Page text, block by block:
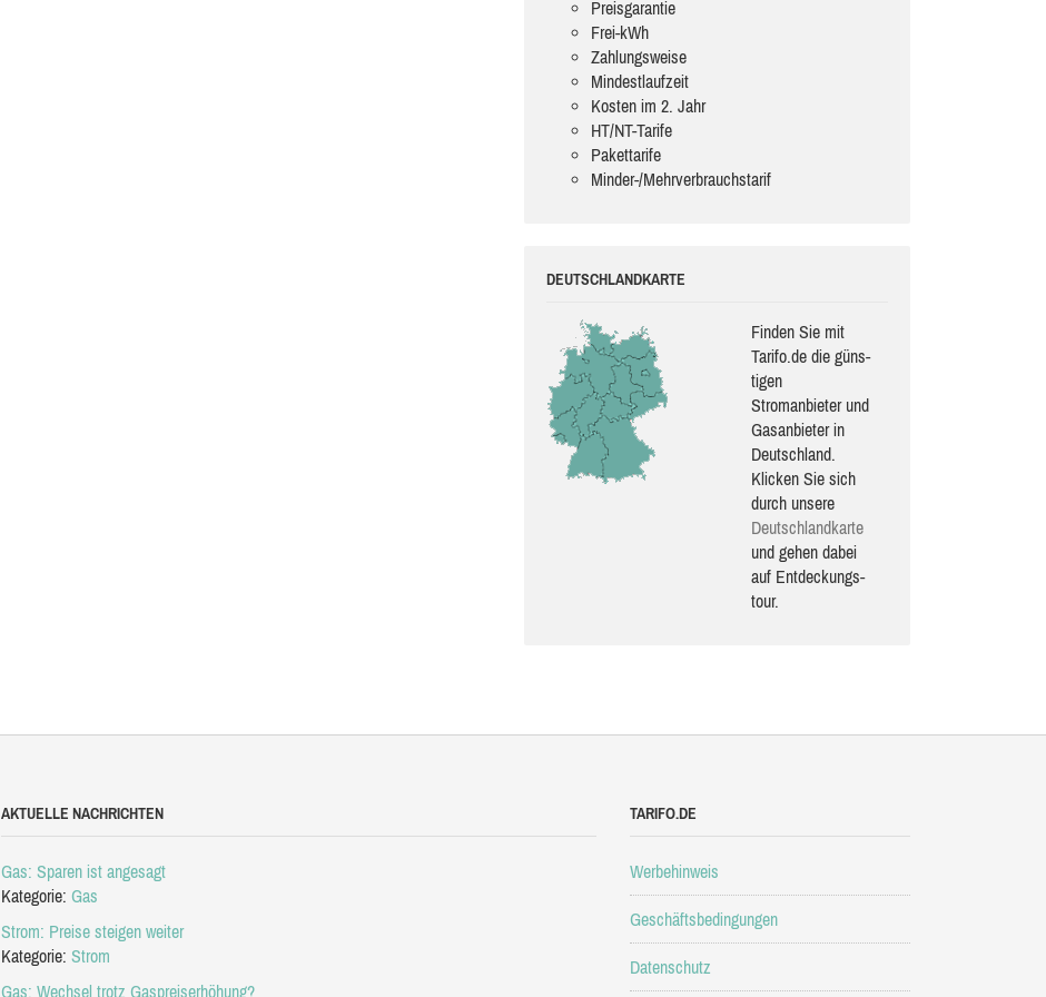
Preisgarantie
Frei-kWh
Zahlungsweise
Mindestlaufzeit
Kosten im 2. Jahr
HT/NT-Tarife
Pakettarife
Minder-/Mehrverbrauchstarif
DEUTSCHLANDKARTE
Finden Sie mit
Tarifo.de die güns­
ti­gen
Stromanbieter und
Gasanbieter in
Deutschland.
Klicken Sie sich
durch unsere
Deutsch­land­karte
und gehen dabei
auf Ent­de­ckungs­
tour.
AKTUELLE NACHRICHTEN
Gas: Sparen ist angesagt
Kategorie: Gas
Strom: Preise steigen weiter
Kategorie: Strom
Gas: Wechsel trotz Gaspreiserhöhung?
TARIFO.DE
Werbehinweis
Geschäftsbedingungen
Datenschutz